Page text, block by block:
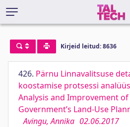
Kirjeid leitud: 8636
426. Pärnu Linnavalitsuse
koostamise protsessi
Analysis and Improvement
Government’s Land-Use
Avingu, Annika 02.06.2017